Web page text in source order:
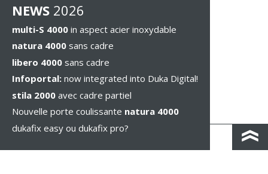
NEWS 2026
multi-S 4000 in aspect acier inoxydable
natura 4000 sans cadre
libero 4000 sans cadre
Infoportal: now integrated into Duka Digital!
stila 2000 avec cadre partiel
Nouvelle porte coulissante natura 4000
dukafix easy ou dukafix pro?